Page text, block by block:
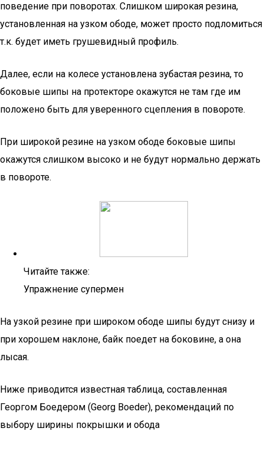
поведение при поворотах. Слишком широкая резина,
установленная на узком ободе, может просто подломиться
т.к. будет иметь грушевидный профиль.
Далее, если на колесе установлена зубастая резина, то
боковые шипы на протекторе окажутся не там где им
положено быть для уверенного сцепления в повороте.
При широкой резине на узком ободе боковые шипы
окажутся слишком высоко и не будут нормально держать
в повороте.
Читайте также:
Упражнение супермен
На узкой резине при широком ободе шипы будут снизу и
при хорошем наклоне, байк поедет на боковине, а она
лысая.
Ниже приводится известная таблица, составленная
Георгом Боедером (Georg Boeder), рекомендаций по
выбору ширины покрышки и обода